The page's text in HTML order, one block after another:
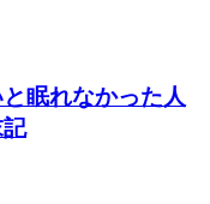
眠れなかった人